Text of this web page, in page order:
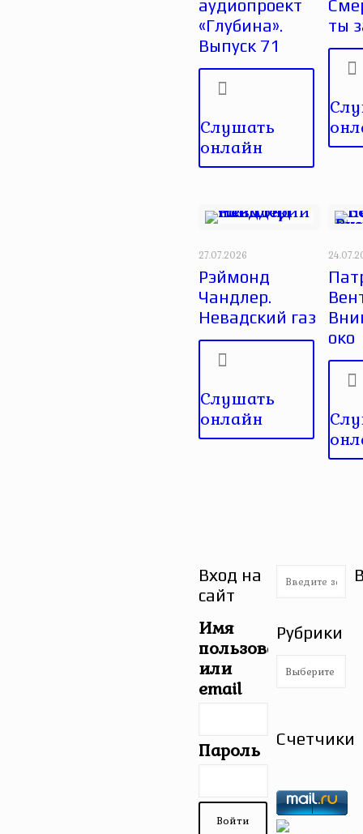
аудиопроект
«Глубина».
Выпуск 71
Слушать
онлайн
ты
27.07.2026
Рэймонд
Чандлер.
Невадский газ
Слушать
онлайн
око
Вход на
сайт
Имя
пользователя
или
email
Пароль
Рубрики
Рубрики
Счетчики